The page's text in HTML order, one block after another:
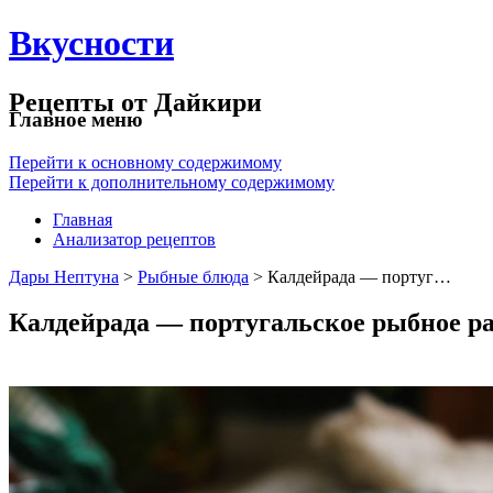
Вкусности
Рецепты от Дайкири
Главное меню
Перейти к основному содержимому
Перейти к дополнительному содержимому
Главная
Анализатор рецептов
Дары Нептуна > Рыбные блюда > Калдейрада — португ…
Калдейрада — португальское рыбное